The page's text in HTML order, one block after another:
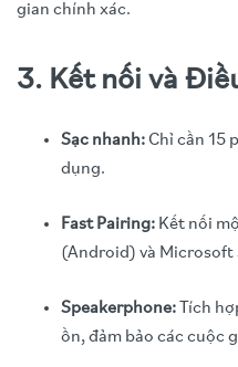
gian chính xác.
3. Kết nối và
Sạc nhanh:Chỉ cần 15
dụng.
Fast Pairing: Kết nối
(Android) và
Speakerphone: Tích
ồn, đảm bảo các cuộc